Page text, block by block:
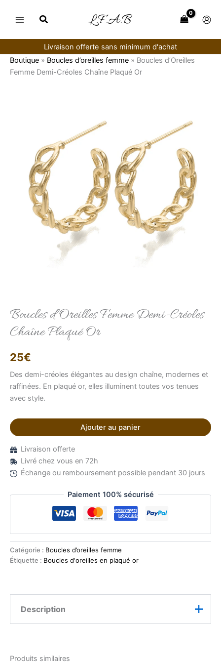
Livraison offerte sans minimum d'achat
Boutique » Boucles d’oreilles femme » Boucles d’Oreilles
Femme Demi-Créoles Chaîne Plaqué Or
Boucles d’Oreilles Femme Demi-Créoles
Chaîne Plaqué Or
25€
Des demi-créoles élégantes au design chaîne, modernes et
raffinées. En plaqué or, elles illuminent toutes vos tenues
avec style.
Plaqué
Ajouter au panier
Livraison offerte
Livré chez vous en 72h
Échange ou remboursement possible pendant 30 jours
Paiement 100% sécurisé
Catégorie : Boucles d’oreilles femme
Étiquette : Boucles d'oreilles en plaqué or
Description
de caractère. Leur format de
Produits similaires
Bonjour, je suis Élise, votre conseillère virtuelle.
Comment puis-je vous aider ?